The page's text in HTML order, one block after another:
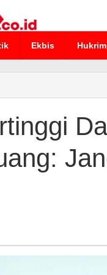
Ekbis Hukrim